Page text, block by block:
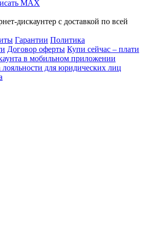
MAX
дискаунтер с доставкой по всей
Гарантии Политика
Договор оферты Купи сейчас – плати
в мобильном приложении
лояльности для юридических лиц